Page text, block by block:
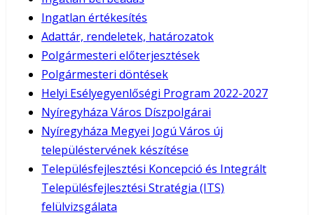
Ingatlan értékesítés
Adattár, rendeletek, határozatok
Polgármesteri előterjesztések
Polgármesteri döntések
Helyi Esélyegyenlőségi Program 2022-2027
Nyíregyháza Város Díszpolgárai
Nyíregyháza Megyei Jogú Város új
településtervének készítése
Településfejlesztési Koncepció és Integrált
Településfejlesztési Stratégia (ITS)
felülvizsgálata